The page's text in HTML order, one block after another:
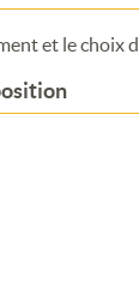
et le choix